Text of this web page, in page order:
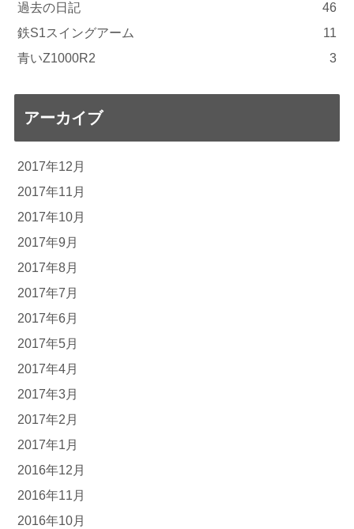
過去の日記
46
鉄S1スイングアーム
11
青いZ1000R2
3
アーカイブ
2017年12月
2017年11月
2017年10月
2017年9月
2017年8月
2017年7月
2017年6月
2017年5月
2017年4月
2017年3月
2017年2月
2017年1月
2016年12月
2016年11月
2016年10月